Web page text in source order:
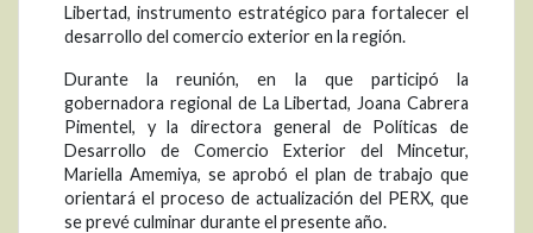
Libertad, instrumento estratégico para fortalecer el
desarrollo del comercio exterior en la región.
Durante la reunión, en la que participó la
gobernadora regional de La Libertad, Joana Cabrera
Pimentel, y la directora general de Políticas de
Desarrollo de Comercio Exterior del Mincetur,
Mariella Amemiya, se aprobó el plan de trabajo que
orientará el proceso de actualización del PERX, que
se prevé culminar durante el presente año.